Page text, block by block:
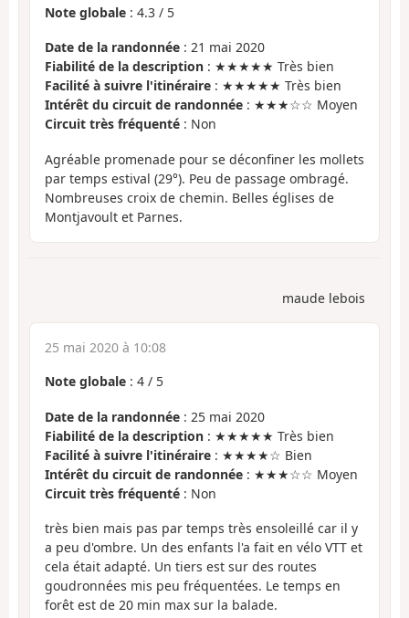
Note globale : 4.3 / 5
Date de la randonnée : 21 mai 2020
Fiabilité de la description : ★★★★★ Très bien
Facilité à suivre l'itinéraire : ★★★★★ Très bien
Intérêt du circuit de randonnée : ★★★☆☆ Moyen
Circuit très fréquenté : Non
Agréable promenade pour se déconfiner les mollets
par temps estival (29°). Peu de passage ombragé.
Nombreuses croix de chemin. Belles églises de
Montjavoult et Parnes.
maude lebois
25 mai 2020 à 10:08
Note globale : 4 / 5
Date de la randonnée : 25 mai 2020
Fiabilité de la description : ★★★★★ Très bien
Facilité à suivre l'itinéraire : ★★★★☆ Bien
Intérêt du circuit de randonnée : ★★★☆☆ Moyen
Circuit très fréquenté : Non
très bien mais pas par temps très ensoleillé car il y
a peu d'ombre. Un des enfants l'a fait en vélo VTT et
cela était adapté. Un tiers est sur des routes
goudronnées mis peu fréquentées. Le temps en
forêt est de 20 min max sur la balade.